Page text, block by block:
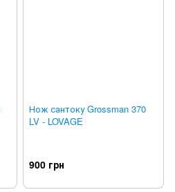
Нож сантоку Grossman 370
LV - LOVAGE
900 грн